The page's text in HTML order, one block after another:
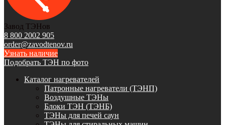
Завод ТЭНов
8 800 2002 905
order@zavodtenov.ru
Узнать наличие
Подобрать ТЭН по фото
Каталог нагревателей
Патронные нагреватели (ТЭНП)
Воздушные ТЭНы
Блоки ТЭН (ТЭНБ)
ТЭНы для печей саун